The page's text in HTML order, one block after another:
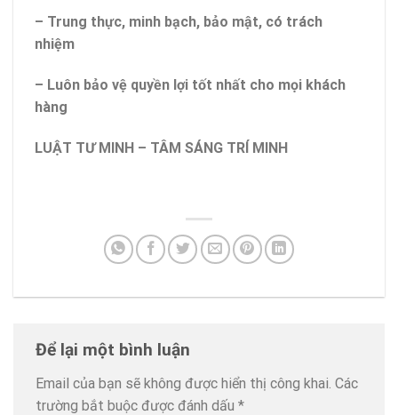
– Trung thực, minh bạch, bảo mật, có trách
nhiệm
– Luôn bảo vệ quyền lợi tốt nhất cho mọi khách
hàng
LUẬT TƯ MINH – TÂM SÁNG TRÍ MINH
Để lại một bình luận
Email của bạn sẽ không được hiển thị công khai. Các
trường bắt buộc được đánh dấu *